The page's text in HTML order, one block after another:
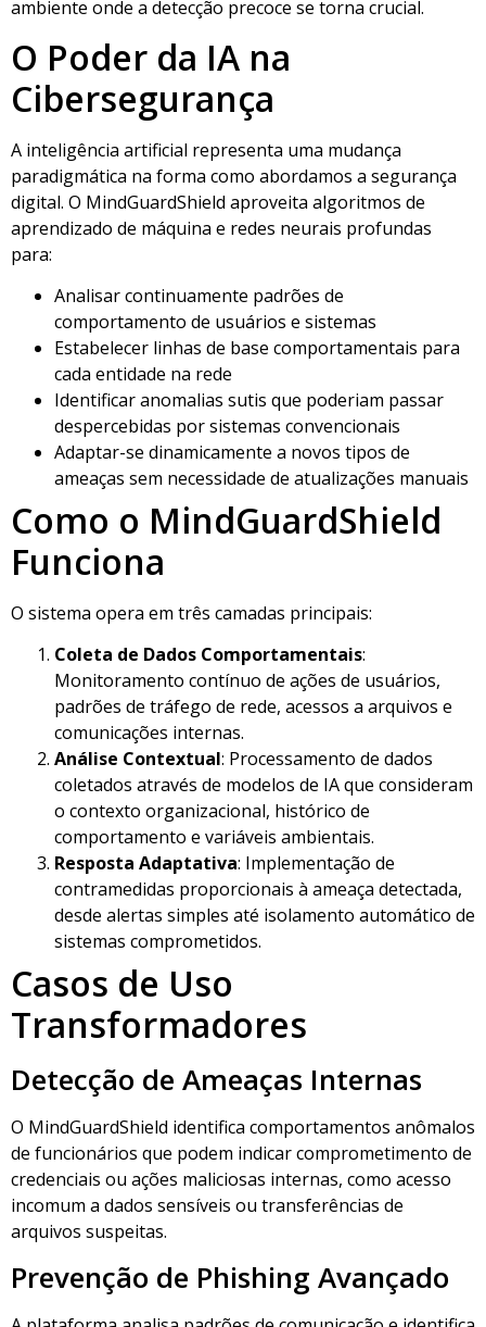
ambiente onde a detecção precoce se torna crucial.
O Poder da IA na
Cibersegurança
A inteligência artificial representa uma mudança
paradigmática na forma como abordamos a segurança
digital. O MindGuardShield aproveita algoritmos de
aprendizado de máquina e redes neurais profundas
para:
Analisar continuamente padrões de
comportamento de usuários e sistemas
Estabelecer linhas de base comportamentais para
cada entidade na rede
Identificar anomalias sutis que poderiam passar
despercebidas por sistemas convencionais
Adaptar-se dinamicamente a novos tipos de
ameaças sem necessidade de atualizações manuais
Como o MindGuardShield
Funciona
O sistema opera em três camadas principais:
Coleta de Dados Comportamentais:
Monitoramento contínuo de ações de usuários,
padrões de tráfego de rede, acessos a arquivos e
comunicações internas.
Análise Contextual: Processamento de dados
coletados através de modelos de IA que consideram
o contexto organizacional, histórico de
comportamento e variáveis ambientais.
Resposta Adaptativa: Implementação de
contramedidas proporcionais à ameaça detectada,
desde alertas simples até isolamento automático de
sistemas comprometidos.
Casos de Uso
Transformadores
Detecção de Ameaças Internas
O MindGuardShield identifica comportamentos anômalos
de funcionários que podem indicar comprometimento de
credenciais ou ações maliciosas internas, como acesso
incomum a dados sensíveis ou transferências de
arquivos suspeitas.
Prevenção de Phishing Avançado